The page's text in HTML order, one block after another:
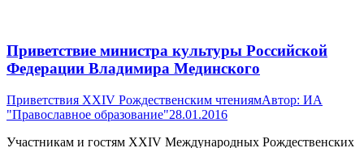
Приветствие министра культуры Российской
Федерации Владимира Мединского
Приветствия XXIV Рождественским чтениямАвтор: ИА
"Православное образование"28.01.2016
Участникам и гостям XXIV Международных Рождественских